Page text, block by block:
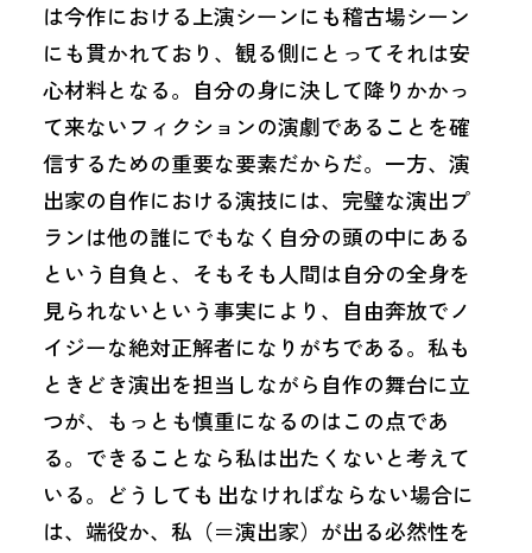
は今作における上演シーンにも稽古場シーン
にも貫かれており、観る側にとってそれは安
心材料となる。自分の身に決して降りかかっ
て来ないフィクションの演劇であることを確
信するための重要な要素だからだ。一方、演
出家の自作における演技には、完璧な演出プ
ランは他の誰にでもなく自分の頭の中にある
という自負と、そもそも人間は自分の全身を
見られないという事実により、自由奔放でノ
イジーな絶対正解者になりがちである。私も
ときどき演出を担当しながら自作の舞台に立
つが、もっとも慎重になるのはこの点であ
る。できることなら私は出たくないと考えて
いる。どうしても 出なければならない場合に
は、端役か、私（＝演出家）が出る必然性を